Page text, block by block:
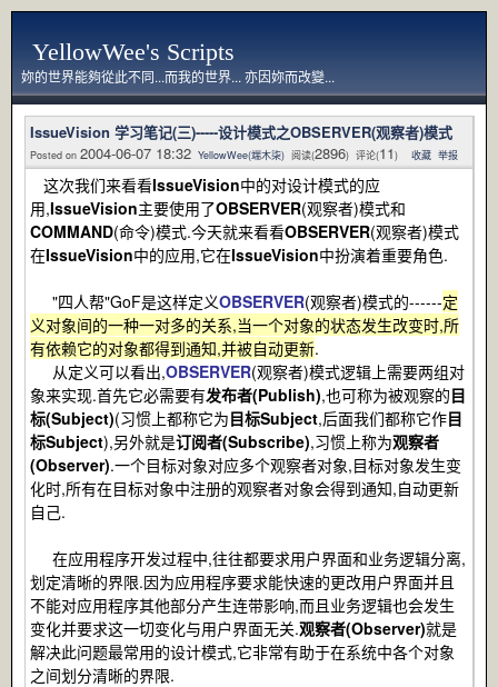
YellowWee's Scripts
妳的世界能夠從此不同...而我的世界... 亦因妳而改變...
IssueVision 学习笔记(三)-----设计模式之OBSERVER(观察者)模式
Posted on 2004-06-07 18:32 YellowWee(端木柒) 阅读(2896) 评论(11) 收藏 举报
这次我们来看看IssueVision中的对设计模式的应
用,IssueVision主要使用了OBSERVER(观察者)模式和
COMMAND(命令)模式.今天就来看看OBSERVER(观察者)模式
在IssueVision中的应用,它在IssueVision中扮演着重要角色.
"四人帮"GoF是这样定义OBSERVER(观察者)模式的------定
义对象间的一种一对多的关系,当一个对象的状态发生改变时,所
有依赖它的对象都得到通知,并被自动更新.
从定义可以看出,OBSERVER(观察者)模式逻辑上需要两组对
象来实现.首先它必需要有发布者(Publish),也可称为被观察的目
标(Subject)(习惯上都称它为目标Subject,后面我们都称它作目
标Subject),另外就是订阅者(Subscribe),习惯上称为观察者
(Observer).一个目标对象对应多个观察者对象,目标对象发生变
化时,所有在目标对象中注册的观察者对象会得到通知,自动更新
自己.
在应用程序开发过程中,往往都要求用户界面和业务逻辑分离,
划定清晰的界限.因为应用程序要求能快速的更改用户界面并且
不能对应用程序其他部分产生连带影响,而且业务逻辑也会发生
变化并要求这一切变化与用户界面无关.观察者(Observer)就是
解决此问题最常用的设计模式,它非常有助于在系统中各个对象
之间划分清晰的界限.